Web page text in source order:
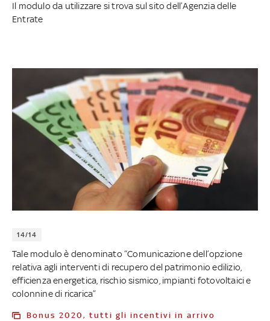
Il modulo da utilizzare si trova sul sito dell’Agenzia delle
Entrate
14/14
Tale modulo è denominato “Comunicazione dell’opzione
relativa agli interventi di recupero del patrimonio edilizio,
efficienza energetica, rischio sismico, impianti fotovoltaici e
colonnine di ricarica”
Bonus 2020, tutti gli incentivi in arrivo